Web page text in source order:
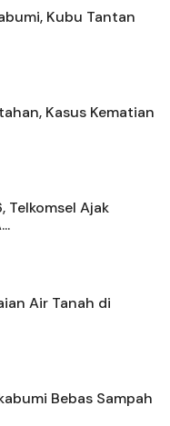
Kubu Tantan
Kasus Kematian
Telkomsel Ajak
Air Tanah di
Bebas Sampah